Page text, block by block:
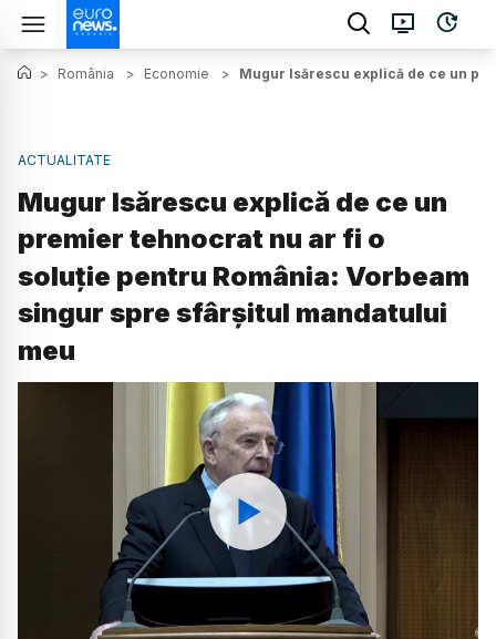
> România > Economie > Mugur Isărescu explică de ce un
ACTUALITATE
Mugur Isărescu explică de ce un
premier tehnocrat nu ar fi o
soluție pentru România: Vorbeam
singur spre sfârșitul mandatului
meu
Watch